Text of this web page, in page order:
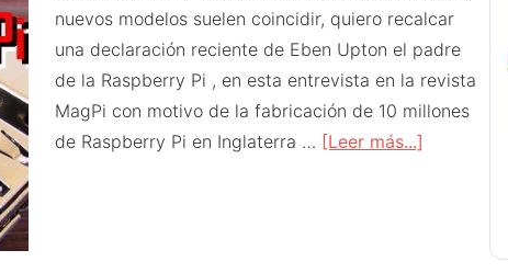
nuevos modelos suelen coincidir, quiero recalcar
una declaración reciente de Eben Upton el padre
de la Raspberry Pi , en esta entrevista en la revista
MagPi con motivo de la fabricación de 10 millones
de Raspberry Pi en Inglaterra … [Leer más...]
Raspberry